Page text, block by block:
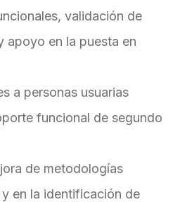
validación de
apoyo en la puesta en
a personas usuarias
funcional de segundo
de metodologías
en la identificación de